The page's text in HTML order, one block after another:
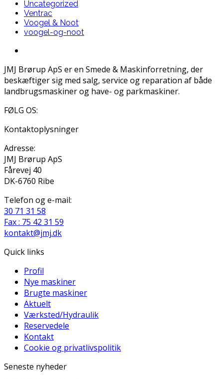
Uncategorized
Ventrac
Voogel & Noot
voogel-og-noot
JMJ Brørup ApS er en Smede & Maskinforretning, der
beskæftiger sig med salg, service og reparation af både
landbrugsmaskiner og have- og parkmaskiner.
FØLG OS:
Kontaktoplysninger
Adresse:
JMJ Brørup ApS
Fårevej 40
DK-6760 Ribe
Telefon og e-mail:
30 71 31 58
Fax : 75 42 31 59
kontakt@jmj.dk
Quick links
Profil
Nye maskiner
Brugte maskiner
Aktuelt
Værksted/Hydraulik
Reservedele
Kontakt
Cookie og privatlivspolitik
Seneste nyheder